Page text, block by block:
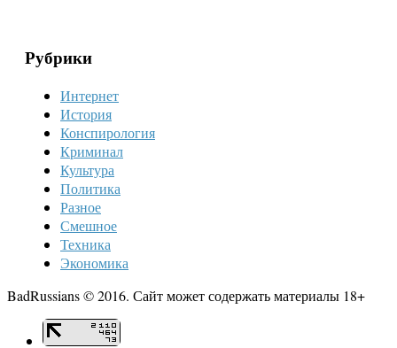
Рубрики
Интернет
История
Конспирология
Криминал
Культура
Политика
Разное
Смешное
Техника
Экономика
BadRussians © 2016. Сайт может содержать материалы 18+